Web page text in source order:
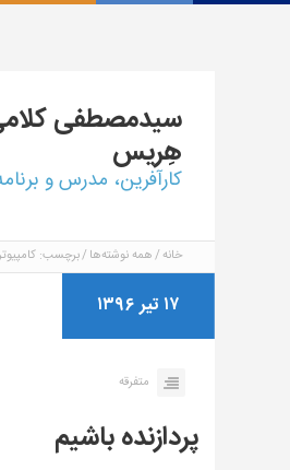
سیدمصطفی
هِریس
کارآفرین، مدرس و
خانه همه نوشته‌ها برچسب:
۱۷ تیر ۱۳۹۶
متفرقه
پردازنده باشیم